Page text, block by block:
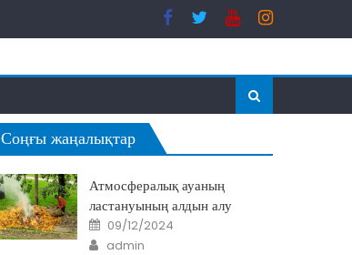
Соңғы жаңалықтар
Атмосфералық ауаның
ластануының алдын алу
Posted
on
09/12/2024
Author
admin